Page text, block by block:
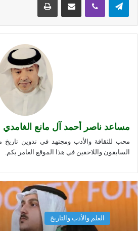
مساعد ناصر أحمد آل مانع الغامدي
محب للثقافة والأدب ومجتهد في تدوين تاريخ
السابقون واللاحقين في هذا الموقع العامر بكم.
العلم والأدب والتاريخ